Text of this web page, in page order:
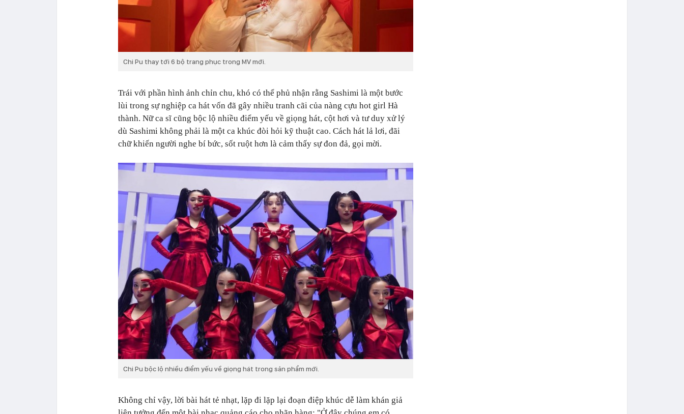
Chi Pu thay tới 6 bộ trang phục trong MV mới.
Trái với phần hình ảnh chỉn chu, khó có thể phủ nhận rằng Sashimi là một bước
lùi trong sự nghiệp ca hát vốn đã gây nhiều tranh cãi của nàng cựu hot girl Hà
thành. Nữ ca sĩ cũng bộc lộ nhiều điểm yếu về giọng hát, cột hơi và tư duy xử lý
dù Sashimi không phải là một ca khúc đòi hỏi kỹ thuật cao. Cách hát lả lơi, đãi
chữ khiến người nghe bí bức, sốt ruột hơn là cảm thấy sự đon đả, gọi mời.
Chi Pu bộc lộ nhiều điểm yếu về giọng hát trong sản phẩm mới.
Không chỉ vậy, lời bài hát tẻ nhạt, lặp đi lặp lại đoạn điệp khúc dễ làm khán giả